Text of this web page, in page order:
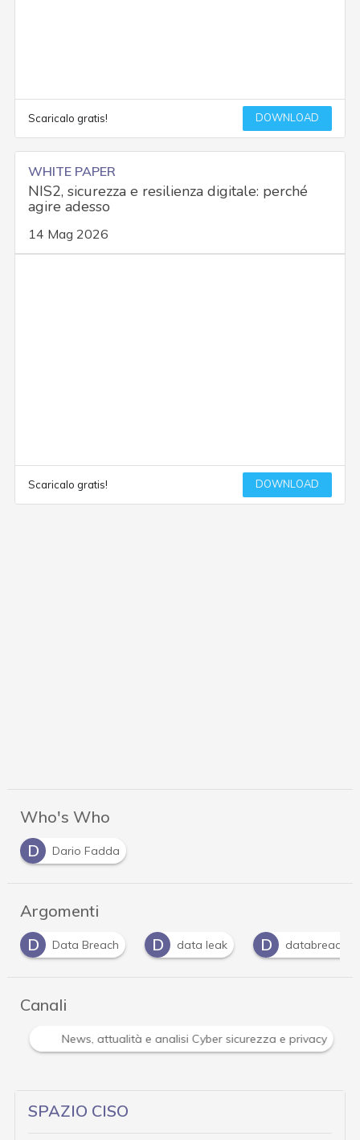
Scaricalo gratis! DOWNLOAD
WHITE PAPER
NIS2, sicurezza e resilienza digitale: perché
agire adesso
14 Mag 2026
Scaricalo gratis! DOWNLOAD
Who's Who
D
Dario Fadda
Argomenti
D
data leak D databreach P password
Canali
Attacchi hacker e Malware: le ultime news in tempo
SPAZIO CISO